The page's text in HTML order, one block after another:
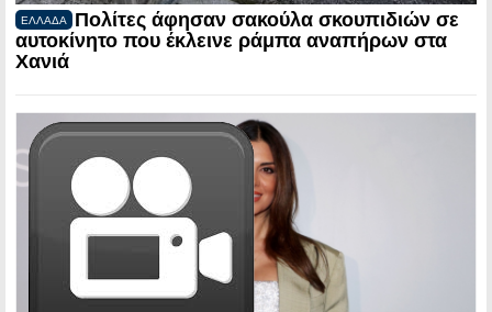
ΕΛΛΑΔΑ
Πολίτες άφησαν σακούλα σκουπιδιών σε
αυτοκίνητο που έκλεινε ράμπα αναπήρων στα
Χανιά